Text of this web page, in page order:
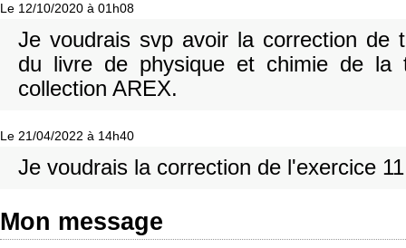
Le 12/10/2020 à 01h08
Je voudrais svp avoir la correction de
du livre de physique et chimie de la
collection AREX.
Le 21/04/2022 à 14h40
Je voudrais la correction de l'exercice
Mon message